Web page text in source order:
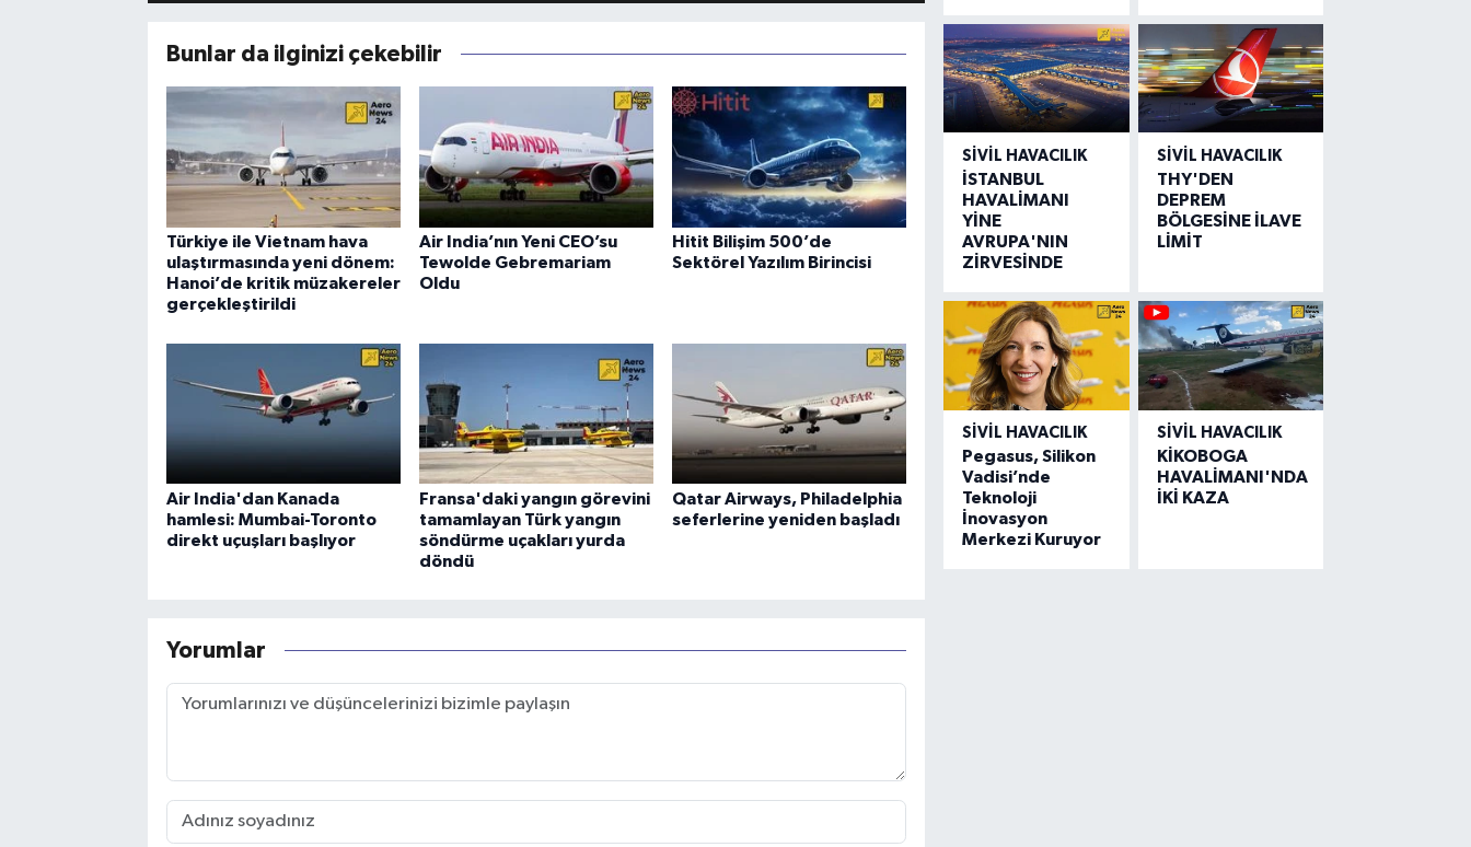
Bunlar da ilginizi çekebilir
Türkiye ile Vietnam hava
ulaştırmasında yeni dönem:
Hanoi’de kritik müzakereler
gerçekleştirildi
Air India’nın Yeni CEO’su
Tewolde Gebremariam
Oldu
Hitit Bilişim 500’de
Sektörel Yazılım Birincisi
Air India'dan Kanada
hamlesi: Mumbai-Toronto
direkt uçuşları başlıyor
Fransa'daki yangın görevini
tamamlayan Türk yangın
söndürme uçakları yurda
döndü
Qatar Airways, Philadelphia
seferlerine yeniden başladı
Yorumlar
SIVIL HAVACILIK
İSTANBUL
HAVALİMANI
YİNE
AVRUPA'NIN
ZİRVESİNDE
SIVIL HAVACILIK
THY'DEN
DEPREM
BÖLGESİNE İLAVE
LİMİT
SIVIL HAVACILIK
Pegasus, Silikon
Vadisi’nde
Teknoloji
İnovasyon
Merkezi Kuruyor
SIVIL HAVACILIK
KİKOBOGA
HAVALİMANI'NDA
İKİ KAZA